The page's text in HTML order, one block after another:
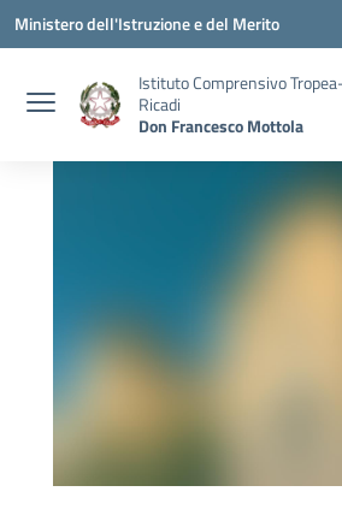
Vai ai contenuti
Vai al menu di navigazione
Vai al footer
Ministero dell'Istruzione e del Merito
Istituto Comprensivo Tropea-
Ricadi
Don Francesco Mottola